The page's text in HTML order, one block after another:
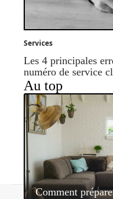
Services
Les 4 principales
numéro de service
Au top
Comment